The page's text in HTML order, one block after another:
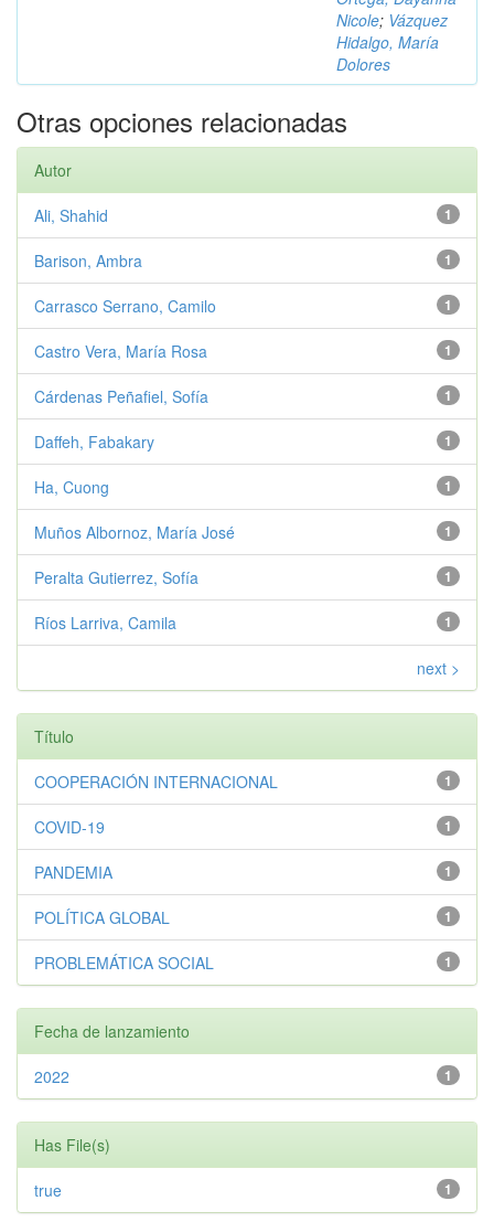
Nicole; Vázquez
Hidalgo, María
Dolores
Otras opciones relacionadas
Autor
1
Ali, Shahid
1
Barison, Ambra
1
Carrasco Serrano, Camilo
1
Castro Vera, María Rosa
1
Cárdenas Peñafiel, Sofía
1
Daffeh, Fabakary
1
Ha, Cuong
1
Muños Albornoz, María José
1
Peralta Gutierrez, Sofía
1
Ríos Larriva, Camila
next >
Título
1
COOPERACIÓN INTERNACIONAL
1
COVID-19
1
PANDEMIA
1
POLÍTICA GLOBAL
1
PROBLEMÁTICA SOCIAL
Fecha de lanzamiento
1
2022
Has File(s)
1
true